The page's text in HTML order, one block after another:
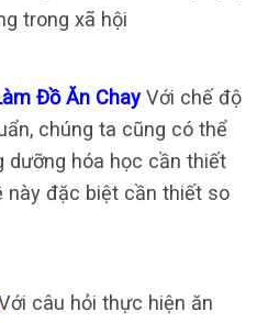
trong xã hội
Đồ Ăn ChayVới chế độ
chúng ta cũng có thể
dưỡng hóa học cần thiết
này đặc biệt cần thiết so
câu hỏi thực hiện ăn